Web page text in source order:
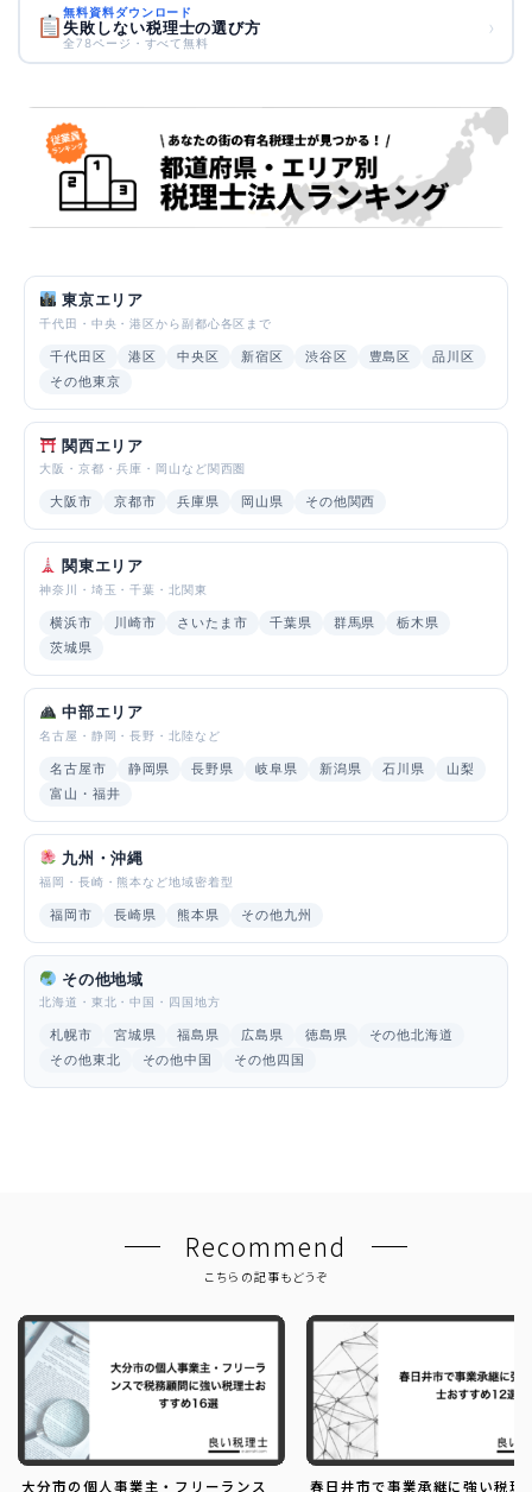
無料資料ダウンロード
失敗しない税理士の選び方
全78ページ・すべて無料
›
東京エリア
千代田・中央・港区から副都心各区まで
千代田区 港区 中央区 新宿区 渋谷区 豊島区
品川区
その他東京
関西エリア
大阪・京都・兵庫・岡山など関西圏
大阪市 京都市 兵庫県 岡山県 その他関西
関東エリア
神奈川・埼玉・千葉・北関東
横浜市 川崎市 さいたま市 千葉県 群馬県
栃木県
茨城県
中部エリア
名古屋・静岡・長野・北陸など
名古屋市 静岡県 長野県 岐阜県 新潟県 石川県
山梨
富山・福井
九州・沖縄
福岡・長崎・熊本など地域密着型
福岡市 長崎県 熊本県 その他九州
その他地域
北海道・東北・中国・四国地方
札幌市 宮城県 福島県 広島県 徳島県
その他北海道
その他東北
その他中国 その他四国
Recommend
こちらの記事もどうぞ
大分市の個人事業主・フリーランス 春日井市で事業承継に強い税理